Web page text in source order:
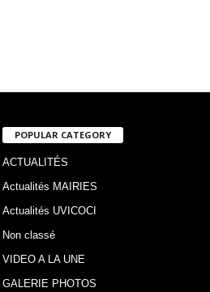
POPULAR CATEGORY
ACTUALITÉS
Actualités MAIRIES
Actualités UVICOCI
Non classé
VIDEO A LA UNE
GALERIE PHOTOS